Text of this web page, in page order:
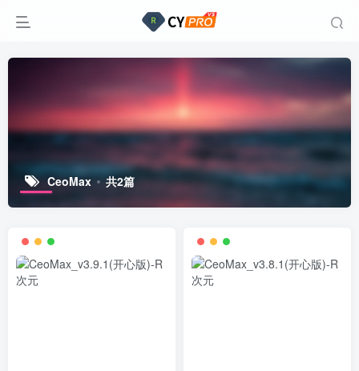
CeoMax 共2篇